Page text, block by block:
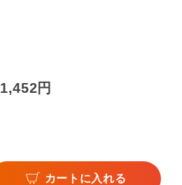
1,452円
カートに入れる